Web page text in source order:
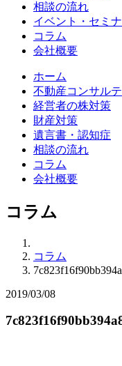
相談の流れ
イベント・セミ
コラム
会社概要
ホーム
不動産コンサル
経営者の株対策
財産対策
遺言書・認知症
相談の流れ
コラム
会社概要
コラム
コラム
2019/03/08